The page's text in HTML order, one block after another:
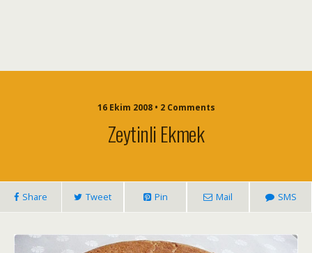
16 Ekim 2008 • 2 Comments
Zeytinli Ekmek
Share Tweet Pin Mail SMS